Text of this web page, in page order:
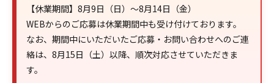
【休業期間】8月9日（日）～8月14日（金）
WEBからのご応募は休業期間中も受け付けております。
なお、期間中にいただいたご応募・お問い合わせへのご連
絡は、8月15日（土）以降、順次対応させていただきま
す。